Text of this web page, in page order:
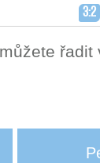
3:2
řadit